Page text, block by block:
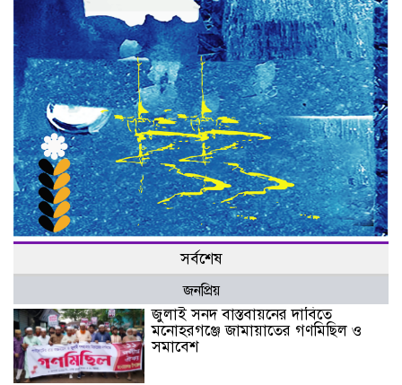
সর্বশেষ
জনপ্রিয়
জুলাই সনদ বাস্তবায়নের দাবিতে
মনোহরগঞ্জে জামায়াতের গণমিছিল ও
সমাবেশ